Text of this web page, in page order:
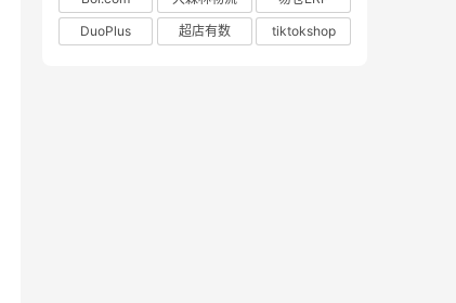
DuoPlus
超店有数 tiktokshop